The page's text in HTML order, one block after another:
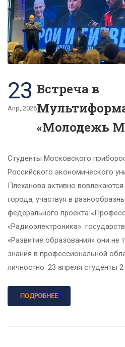
23
Апр, 2026
Встреча в
«Молодежь
Студенты Московского
Российского экономического
Плеханова активно
города, участвуя в
федерального проекта
«Радиоэлектроника»
«Развитие образования» они не
знания в профессиональной
личностно. 23 апреля студенты 2
ПОДРОБНЕЕ